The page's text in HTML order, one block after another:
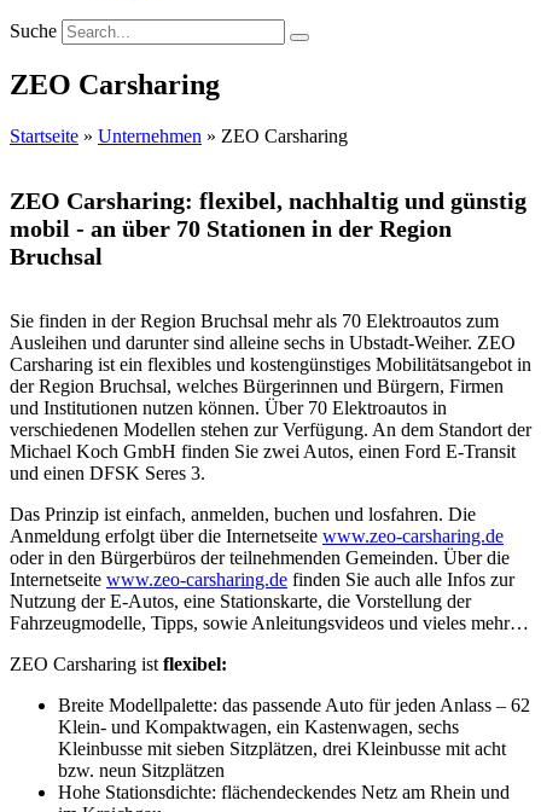
Suche
ZEO Carsharing
Startseite » Unternehmen » ZEO Carsharing
ZEO Carsharing: flexibel, nachhaltig und günstig
mobil - an über 70 Stationen in der Region
Bruchsal
Sie finden in der Region Bruchsal mehr als 70 Elektroautos zum
Ausleihen und darunter sind alleine sechs in Ubstadt-Weiher. ZEO
Carsharing ist ein flexibles und kostengünstiges Mobilitätsangebot in
der Region Bruchsal, welches Bürgerinnen und Bürgern, Firmen
und Institutionen nutzen können. Über 70 Elektroautos in
verschiedenen Modellen stehen zur Verfügung. An dem Standort der
Michael Koch GmbH finden Sie zwei Autos, einen Ford E-Transit
und einen DFSK Seres 3.
Das Prinzip ist einfach, anmelden, buchen und losfahren. Die
Anmeldung erfolgt über die Internetseite www.zeo-carsharing.de
oder in den Bürgerbüros der teilnehmenden Gemeinden. Über die
Internetseite www.zeo-carsharing.de finden Sie auch alle Infos zur
Nutzung der E-Autos, eine Stationskarte, die Vorstellung der
Fahrzeugmodelle, Tipps, sowie Anleitungsvideos und vieles mehr…
ZEO Carsharing ist flexibel:
Breite Modellpalette: das passende Auto für jeden Anlass – 62
Klein- und Kompaktwagen, ein Kastenwagen, sechs
Kleinbusse mit sieben Sitzplätzen, drei Kleinbusse mit acht
bzw. neun Sitzplätzen
Hohe Stationsdichte: flächendeckendes Netz am Rhein und